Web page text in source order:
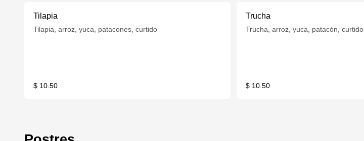
Tilapia
Tilapia, arroz, yuca, patacones, curtido
$ 10.50
Trucha
Trucha, arroz, yuca, patacón, curtido
$ 10.50